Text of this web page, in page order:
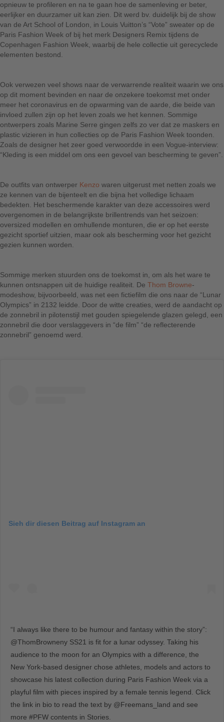
opnieuw te profileren en na te gaan hoe de samenleving er beter,
eerlijker en duurzamer uit kan zien. Dit werd bv. duidelijk bij de show
van de Art School of London, in Louis Vuitton’s “Vote” sweater op de
Paris Fashion Week of bij het merk Designers Remix tijdens de
Copenhagen Fashion Week, waarbij de hele collectie uit gerecyclede
elementen bestond.
Ook verwezen veel shows naar de verwarrende realiteit waarin we ons
op dit moment bevinden en naar de onzekere toekomst met onder
meer het coronavirus en de opwarming van de aarde, die beide van
invloed zullen zijn op het leven zoals we het kennen. Sommige
ontwerpers zoals Marine Serre gingen zelfs zo ver dat ze maskers en
plastic vizieren in hun collecties op de Paris Fashion Week toonden.
Zoals de designer het zeer goed verwoordde in een Vogue-interview:
“Kleding is een middel om ons een gevoel van bescherming te geven”.
De outfits van ontwerper Kenzo waren uitgerust met netten zoals we
ze kennen van de bijenteelt en die bijna het volledige lichaam
bedekten. Het beschermende karakter van deze accessoires werd
overgenomen in de belangrijkste brillentrends van het seizoen:
oversized modellen en omhullende monturen, die er op het eerste
gezicht sportief uitzien, maar ook als bescherming voor het gezicht
gezien kunnen worden.
Sommige merken stuurden ons de toekomst in, om als het ware te
kunnen ontsnappen uit de huidige realiteit. De Thom Browne-
modeshow, bijvoorbeeld, was net een fictiefilm die ons naar de “Lunar
Olympics” in 2132 leidde. Door de witte creaties, werd de aandacht op
de zonnebril in pilotenstijl met gouden spiegelende glazen gelegd, een
zonnebril die door verslaggevers in “de film” “de reflecterende
zonnebril” genoemd werd.
Sieh dir diesen Beitrag auf Instagram an
“I always like there to be humour and fantasy within the story”:
@ThomBrowneny SS21 is fit for a lunar odyssey. Taking his
audience to the moon for an Olympics with a difference, the
New York-based designer chose athletes, models and actors to
showcase his latest collection during Paris Fashion Week via a
playful film with pieces inspired by a female tennis legend. Click
the link in bio to read the text by @Freemans_land and see
more #PFW contents in Stories.